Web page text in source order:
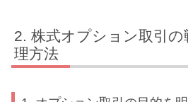
株式オプション取引
理方法